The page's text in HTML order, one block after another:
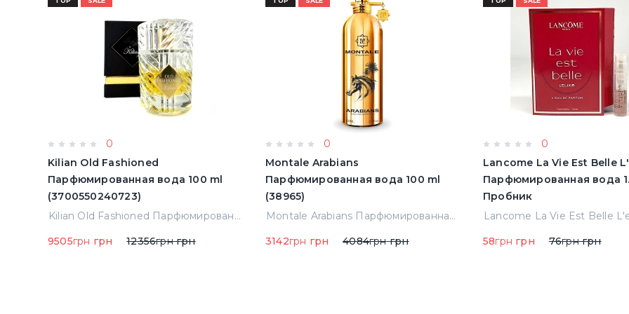
0
Kilian Old Fashioned
Парфюмированная вода 100 ml
(3700550240723)
Kilian Old Fashioned Парфюмированная вода 100 ml (3700550240723)
9505грн грн 12356грнгрн
0
Montale Arabians
Парфюмированная вода 100 ml
(38965)
Montale Arabians Парфюмированная вода 100 ml (38965)
3142грн грн 4084грнгрн
0
Lancome La Vie Est Belle
Парфюмированная вода
Пробник
58грн грн 76грнгрн